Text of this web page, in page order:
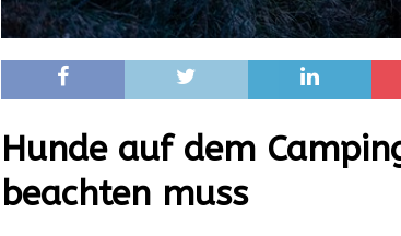
Hunde auf dem
beachten muss